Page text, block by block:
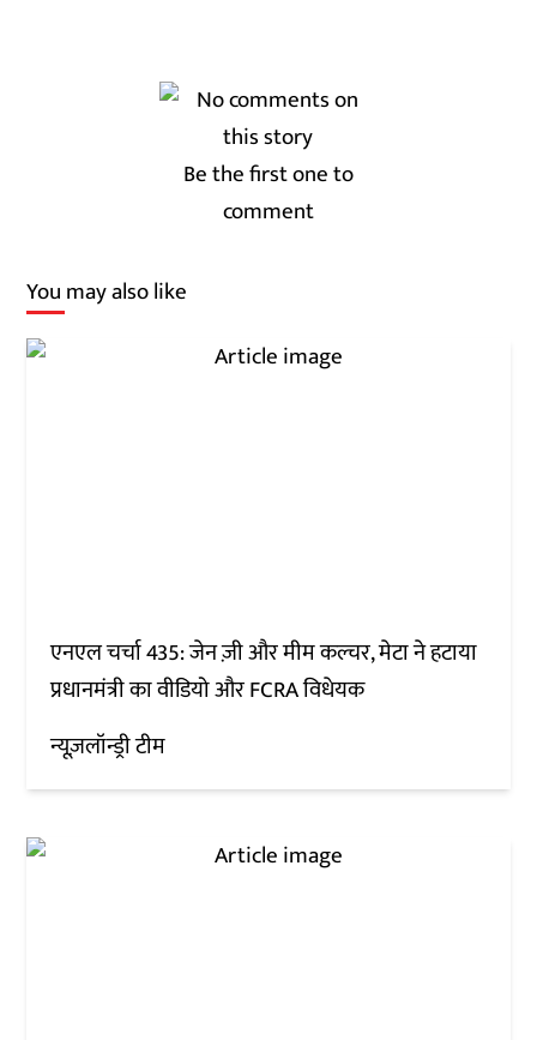
Be the first one to
comment
You may also like
एनएल चर्चा 435: जेन ज़ी और मीम कल्चर, मेटा ने हटाया
प्रधानमंत्री का वीडियो और FCRA विधेयक
न्यूज़लॉन्ड्री टीम